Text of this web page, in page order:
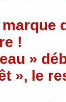
!
»
», le